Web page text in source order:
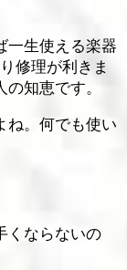
一生使える楽器
修理が利きま
知恵です。
ね。何でも使い
くならないの